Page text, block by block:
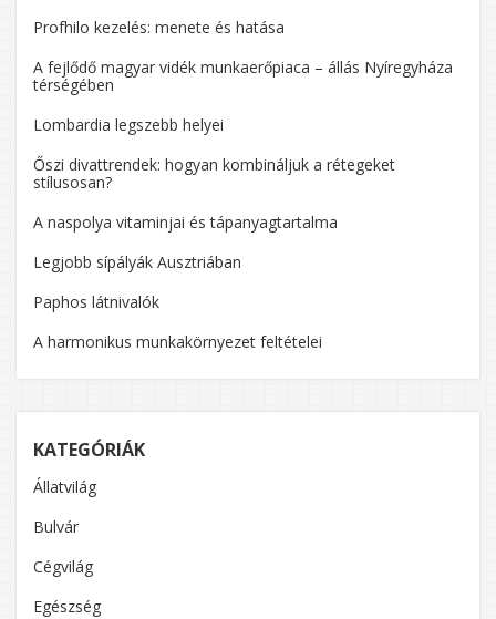
Profhilo kezelés: menete és hatása
A fejlődő magyar vidék munkaerőpiaca – állás Nyíregyháza
térségében
Lombardia legszebb helyei
Őszi divattrendek: hogyan kombináljuk a rétegeket
stílusosan?
A naspolya vitaminjai és tápanyagtartalma
Legjobb sípályák Ausztriában
Paphos látnivalók
A harmonikus munkakörnyezet feltételei
KATEGÓRIÁK
Állatvilág
Bulvár
Cégvilág
Egészség